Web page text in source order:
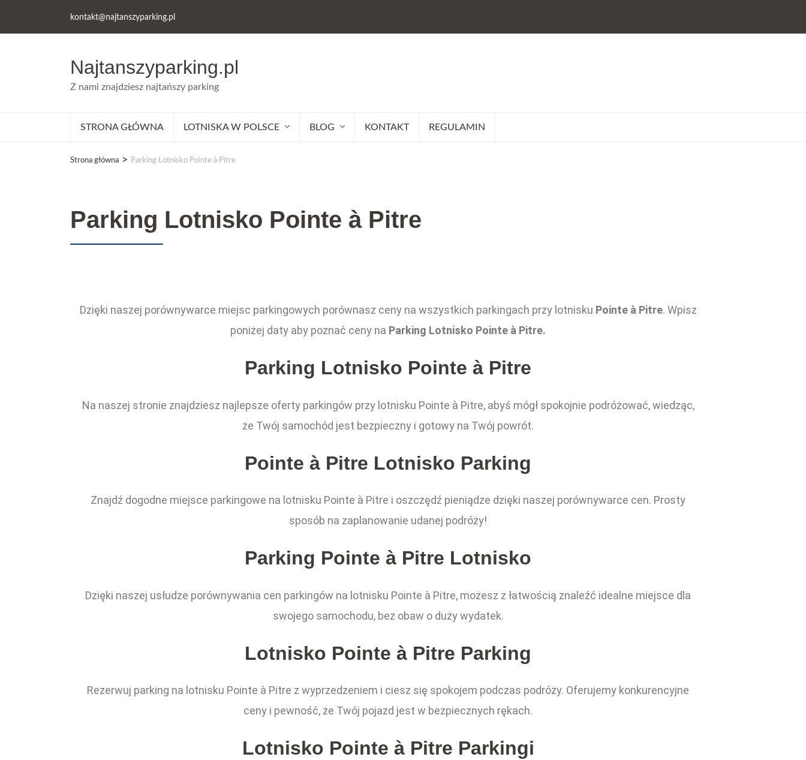
kontakt@najtanszyparking.pl
Najtanszyparking.pl
Z nami znajdziesz najtańszy parking
STRONA GŁÓWNA LOTNISKA W POLSCE BLOG KONTAKT REGULAMIN
Strona główna > Parking Lotnisko Pointe à Pitre
Parking Lotnisko Pointe à Pitre
Dzięki naszej porównywarce miejsc parkingowych porównasz ceny na wszystkich parkingach przy lotnisku Pointe à Pitre. Wpisz
poniżej daty aby poznać ceny na Parking Lotnisko Pointe à Pitre.
Parking Lotnisko Pointe à Pitre
Na naszej stronie znajdziesz najlepsze oferty parkingów przy lotnisku Pointe à Pitre, abyś mógł spokojnie podróżować, wiedząc,
że Twój samochód jest bezpieczny i gotowy na Twój powrót.
Pointe à Pitre Lotnisko Parking
Znajdź dogodne miejsce parkingowe na lotnisku Pointe à Pitre i oszczędź pieniądze dzięki naszej porównywarce cen. Prosty
sposób na zaplanowanie udanej podróży!
Parking Pointe à Pitre Lotnisko
Dzięki naszej usłudze porównywania cen parkingów na lotnisku Pointe à Pitre, możesz z łatwością znaleźć idealne miejsce dla
swojego samochodu, bez obaw o duży wydatek.
Lotnisko Pointe à Pitre Parking
Rezerwuj parking na lotnisku Pointe à Pitre z wyprzedzeniem i ciesz się spokojem podczas podróży. Oferujemy konkurencyjne
ceny i pewność, że Twój pojazd jest w bezpiecznych rękach.
Lotnisko Pointe à Pitre Parkingi